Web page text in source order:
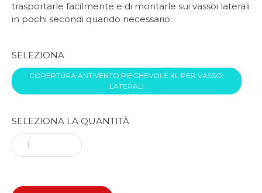
trasportarle facilmente e di montarle sui vassoi laterali
in pochi secondi quando necessario.
SELEZIONA
COPERTURA ANTIVENTO PIEGHEVOLE XL PER VASSOI
LATERALI
SELEZIONA LA QUANTITÀ